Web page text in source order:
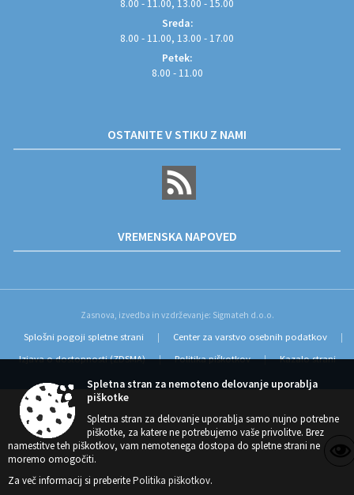
8.00 - 11.00, 13.00 - 15.00
Sreda:
8.00 - 11.00, 13.00 - 17.00
Petek:
8.00 - 11.00
OSTANITE V STIKU Z NAMI
VREMENSKA NAPOVED
Zasnova, izvedba in vzdrževanje: Sigmateh d.o.o.
Splošni pogoji spletne strani | Center za varstvo osebnih podatkov |
Izjava o dostopnosti (ZDSMA) | Politika piškotkov | Kazalo strani
Spletna stran za nemoteno delovanje uporablja
piškotke
Spletna stran za delovanje uporablja samo nujno potrebne
piškotke, za katere ne potrebujemo vaše privolitve. Brez
namestitve teh piškotkov, vam nemotenega dostopa do spletne strani ne
moremo omogočiti.
Za več informacij si preberitePolitika piškotkov.